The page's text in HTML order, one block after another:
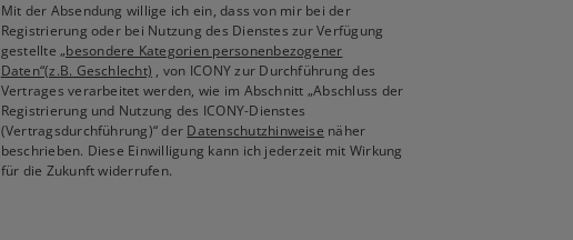
Mit der Absendung willige ich ein, dass von mir bei der
Registrierung oder bei Nutzung des Dienstes zur Verfügung
gestellte„besondere Kategorien personenbezogener
Daten“(z.B. Geschlecht) , von ICONY zur Durchführung des
Vertrages verarbeitet werden, wie im Abschnitt „Abschluss der
Registrierung und Nutzung des ICONY-Dienstes
(Vertragsdurchführung)“ der Datenschutzhinweise näher
beschrieben. Diese Einwilligung kann ich jederzeit mit Wirkung
für die Zukunft widerrufen.